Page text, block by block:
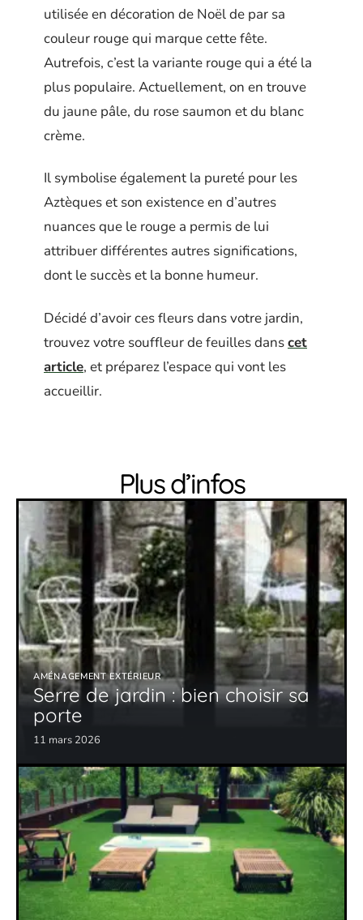
utilisée en décoration de Noël de par sa
couleur rouge qui marque cette fête.
Autrefois, c’est la variante rouge qui a été la
plus populaire. Actuellement, on en trouve
du jaune pâle, du rose saumon et du blanc
crème.
Il symbolise également la pureté pour les
Aztèques et son existence en d’autres
nuances que le rouge a permis de lui
attribuer différentes autres significations,
dont le succès et la bonne humeur.
Décidé d’avoir ces fleurs dans votre jardin,
trouvez votre souffleur de feuilles danscet
article, et préparez l’espace qui vont les
accueillir.
Plus d’infos
AMÉNAGEMENT EXTÉRIEUR
Serre de jardin : bien choisir sa
porte
11 mars 2026